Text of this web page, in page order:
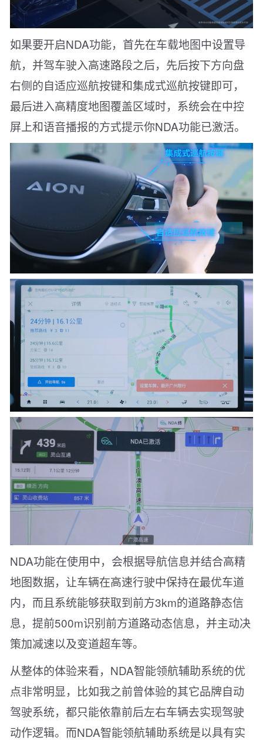
如果要开启NDA功能，首先在车载地图中设置导
航，并驾车驶入高速路段之后，先后按下方向盘
右侧的自适应巡航按键和集成式巡航按键即可，
最后进入高精度地图覆盖区域时，系统会在中控
屏上和语音播报的方式提示你NDA功能已激活。
NDA功能在使用中，会根据导航信息并结合高精
地图数据，让车辆在高速行驶中保持在最优车道
内，而且系统能够获取到前方3km的道路静态信
息，提前500m识别前方道路动态信息，并主动决
策加减速以及变道超车等。
从整体的体验来看，NDA智能领航辅助系统的优
点非常明显，比如我之前曾体验的其它品牌自动
驾驶系统，都只能依靠前后左右车辆去实现驾驶
动作逻辑。而NDA智能领航辅助系统是以具有实